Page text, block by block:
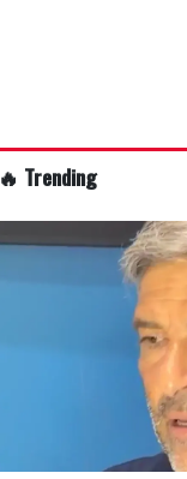
🔥 Trending